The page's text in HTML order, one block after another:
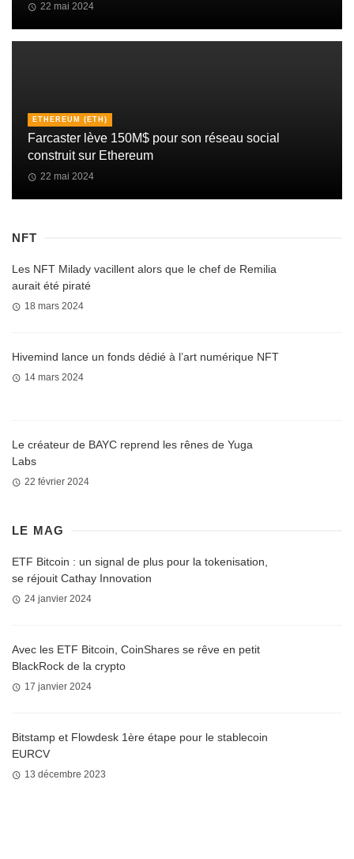
22 mai 2024
ETHEREUM (ETH)
Farcaster lève 150M$ pour son réseau social
construit sur Ethereum
22 mai 2024
NFT
Les NFT Milady vacillent alors que le chef de Remilia
aurait été piraté
18 mars 2024
Hivemind lance un fonds dédié à l’art numérique NFT
14 mars 2024
Le créateur de BAYC reprend les rênes de Yuga
Labs
22 février 2024
LE MAG
ETF Bitcoin : un signal de plus pour la tokenisation,
se réjouit Cathay Innovation
24 janvier 2024
Avec les ETF Bitcoin, CoinShares se rêve en petit
BlackRock de la crypto
17 janvier 2024
Bitstamp et Flowdesk 1ère étape pour le stablecoin
EURCV
13 décembre 2023